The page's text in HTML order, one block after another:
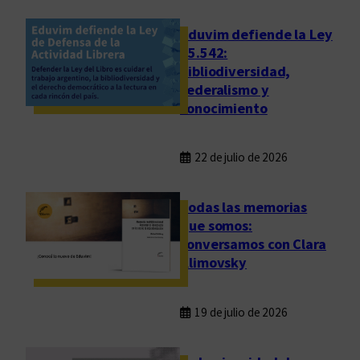
,
s
a
l
u
Eduvim defiende la Ley
25.542:
bibliodiversidad,
federalismo y
conocimiento
22 de julio de 2026
Todas las memorias
que somos:
conversamos con Clara
Klimovsky
19 de julio de 2026